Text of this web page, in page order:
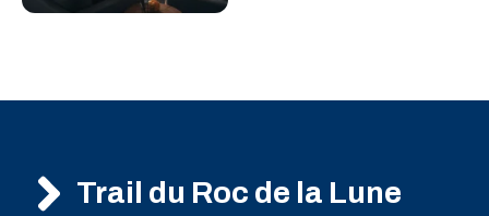
Trail du Roc de la Lune